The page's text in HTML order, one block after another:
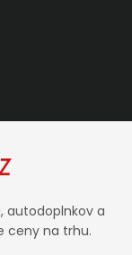
autodoplnkov a
ceny na trhu.